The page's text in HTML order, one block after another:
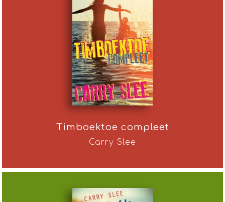
Timboektoe compleet
Carry Slee